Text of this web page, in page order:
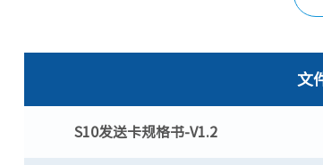
文
S10发送卡规格书-V1.2